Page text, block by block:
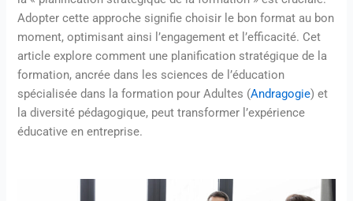
Adopter cette approche signifie choisir le bon format au bon
moment, optimisant ainsi l’engagement et l’efficacité. Cet
article explore comment une planification stratégique de la
formation, ancrée dans les sciences de l’éducation
spécialisée dans la formation pour Adultes (Andragogie) et
la diversité pédagogique, peut transformer l’expérience
éducative en entreprise.